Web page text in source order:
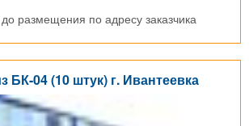
размещения по адресу заказчика
БК-04 (10 штук) г. Ивантеевка